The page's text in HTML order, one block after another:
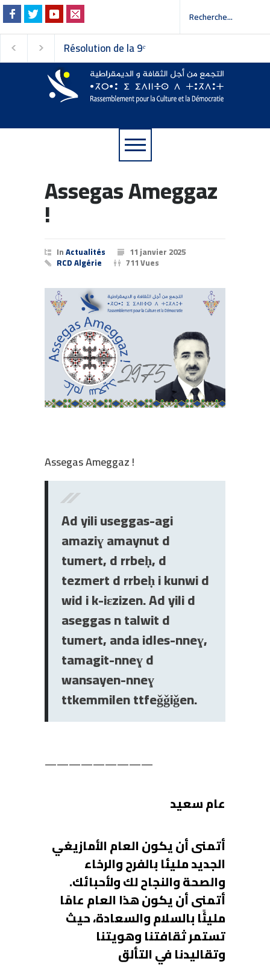
Résolution de la 9ᵉ
session du Conseil
national du
Rassemblement pour la
Culture et la Démocratie
إلى وسائل الإعلام
Assegas Ameggaz
!
InActualités 11 janvier 2025
RCD Algérie 711 Vues
Assegas Ameggaz !
Ad yili useggas-agi
amaziɣ amaynut d
tumert, d rrbeḥ, d
tezmert d rrbeḥ i kunwi d
wid i k-iɛzizen. Ad yili d
aseggas n talwit d
tumert, anda idles-nneɣ,
tamagit-nneɣ d
wansayen-nneɣ
ttkemmilen ttfeǧǧiǧen.
—————————
عام سعيد
أتمنى أن يكون العام الأمازيغي
الجديد مليئا بالفرح والرخاء
والصحة والنجاح لك ولأحبائك.
أتمنى أن يكون هذا العام عامًا
مليئًا بالسلام والسعادة، حيث
تستمر ثقافتنا وهويتنا
وتقاليدنا في التألق